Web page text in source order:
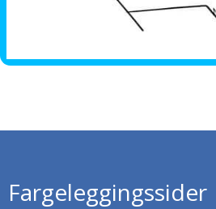
Fargeleggingssider